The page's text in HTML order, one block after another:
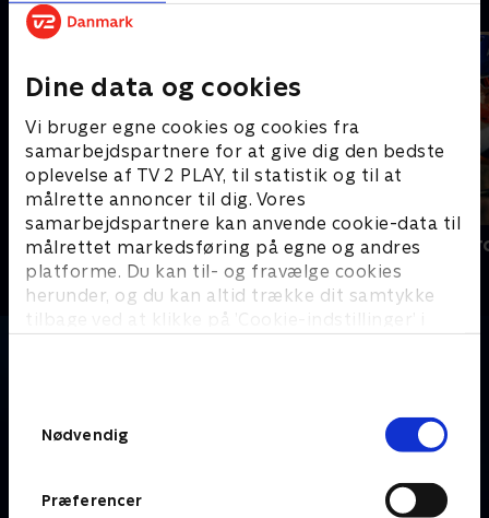
Dine data og cookies
Vi bruger egne cookies og cookies fra
samarbejdspartnere for at give dig den bedste
oplevelse af TV 2 PLAY, til statistik og til at
målrette annoncer til dig. Vores
samarbejdspartnere kan anvende cookie-data til
målrettet markedsføring på egne og andres
platforme. Du kan til- og fravælge cookies
herunder, og du kan altid trække dit samtykke
tilbage ved at klikke på ’Cookie-indstillinger’ i
Nødvendig
Præferencer
Cykling
Cykling
VM i
Cykling